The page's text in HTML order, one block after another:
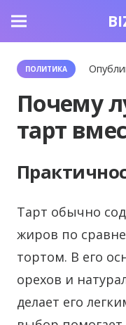
ПОЛИТИКА
Почему
тарт
Тарт обычно
жиров по
тортом. В его
орехов и
делает его